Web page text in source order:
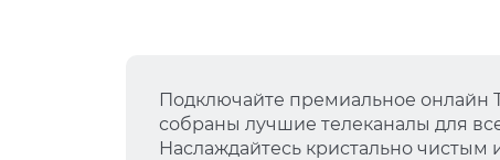
Подключайте премиальное онлайн
собраны лучшие телеканалы для
Наслаждайтесь кристально